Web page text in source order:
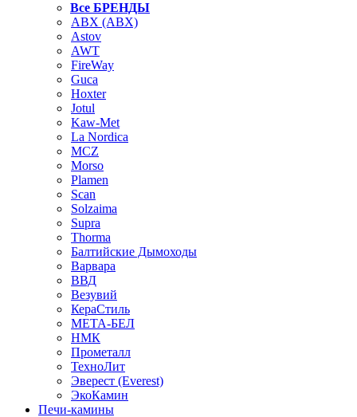
Все БРЕНДЫ
ABX (АВХ)
Astov
AWT
FireWay
Guca
Hoxter
Jotul
Kaw-Met
La Nordica
MCZ
Morso
Plamen
Scan
Solzaima
Supra
Thorma
Балтийские Дымоходы
Варвара
ВВД
Везувий
КераСтиль
МЕТА-БЕЛ
НМК
Прометалл
ТехноЛит
Эверест (Everest)
ЭкоКамин
Печи-камины